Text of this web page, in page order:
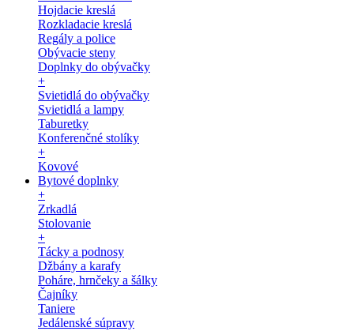
Hojdacie kreslá
Rozkladacie kreslá
Regály a police
Obývacie steny
Doplnky do obývačky
+
Svietidlá do obývačky
Svietidlá a lampy
Taburetky
Konferenčné stolíky
+
Kovové
Bytové doplnky
+
Zrkadlá
Stolovanie
+
Tácky a podnosy
Džbány a karafy
Poháre, hrnčeky a šálky
Čajníky
Taniere
Jedálenské súpravy